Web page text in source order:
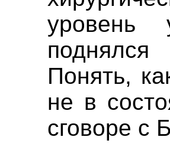
уровень
Понять,
не в
сговоре с